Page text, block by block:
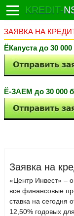
KREDIT-
ЗАЯВКА НА
ЁКапуста до 30
Ё-ЗАЕМ до 30 000
Заявка на
«Центр Инвест» –
все финансовые
ставка на сегодня
12,50% годовых